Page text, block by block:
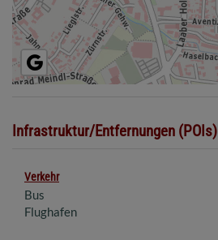
Infrastruktur/Entfernungen (POIs)
Verkehr
Bus
Flughafen